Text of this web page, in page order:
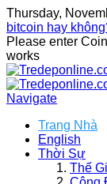
Thursday,
bitcoin hay
Please enter
works
Navigate
Trang Nhà
English
Thời Sự
Thế